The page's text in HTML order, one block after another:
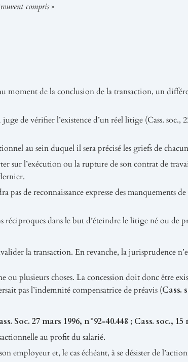
compris»
de la conclusion de la transaction, un
de vérifier l’existence d’un réel litige (Cass. soc.,
au sein duquel il sera précisé les griefs de
sur l’exécution ou la rupture de son contrat de
de reconnaissance expresse des manquements
réciproques dans le but d’éteindre le litige né ou de
la transaction. En revanche, la jurisprudence
plusieurs choses. La concession doit donc être
pas l’indemnité compensatrice de préavis (Cass.
Soc. 27 mars 1996, n°92-40.448 ; Cass. soc., 15
au profit du salarié.
employeur et, le cas échéant, à se désister de